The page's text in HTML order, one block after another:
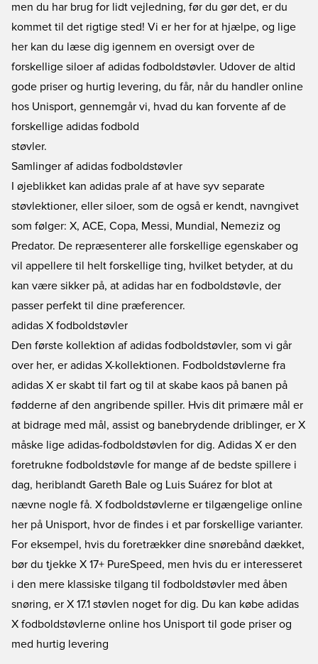
men du har brug for lidt vejledning, før du gør det, er du
kommet til det rigtige sted! Vi er her for at hjælpe, og lige
her kan du læse dig igennem en oversigt over de
forskellige siloer af adidas fodboldstøvler. Udover de altid
gode priser og hurtig levering, du får, når du handler online
hos Unisport, gennemgår vi, hvad du kan forvente af de
forskellige adidas fodbold
støvler.
Samlinger af adidas fodboldstøvler
I øjeblikket kan adidas prale af at have syv separate
støvlektioner, eller siloer, som de også er kendt, navngivet
som følger: X, ACE, Copa, Messi, Mundial, Nemeziz og
Predator. De repræsenterer alle forskellige egenskaber og
vil appellere til helt forskellige ting, hvilket betyder, at du
kan være sikker på, at adidas har en fodboldstøvle, der
passer perfekt til dine præferencer.
adidas X fodboldstøvler
Den første kollektion af adidas fodboldstøvler, som vi går
over her, er adidas X-kollektionen. Fodboldstøvlerne fra
adidas X er skabt til fart og til at skabe kaos på banen på
fødderne af den angribende spiller. Hvis dit primære mål er
at bidrage med mål, assist og banebrydende driblinger, er X
måske lige adidas-fodboldstøvlen for dig. Adidas X er den
foretrukne fodboldstøvle for mange af de bedste spillere i
dag, heriblandt Gareth Bale og Luis Suárez for blot at
nævne nogle få. X fodboldstøvlerne er tilgængelige online
her på Unisport, hvor de findes i et par forskellige varianter.
For eksempel, hvis du foretrækker dine snørebånd dækket,
bør du tjekke X 17+ PureSpeed, men hvis du er interesseret
i den mere klassiske tilgang til fodboldstøvler med åben
snøring, er X 17.1 støvlen noget for dig. Du kan købe adidas
X fodboldstøvlerne online hos Unisport til gode priser og
med hurtig levering